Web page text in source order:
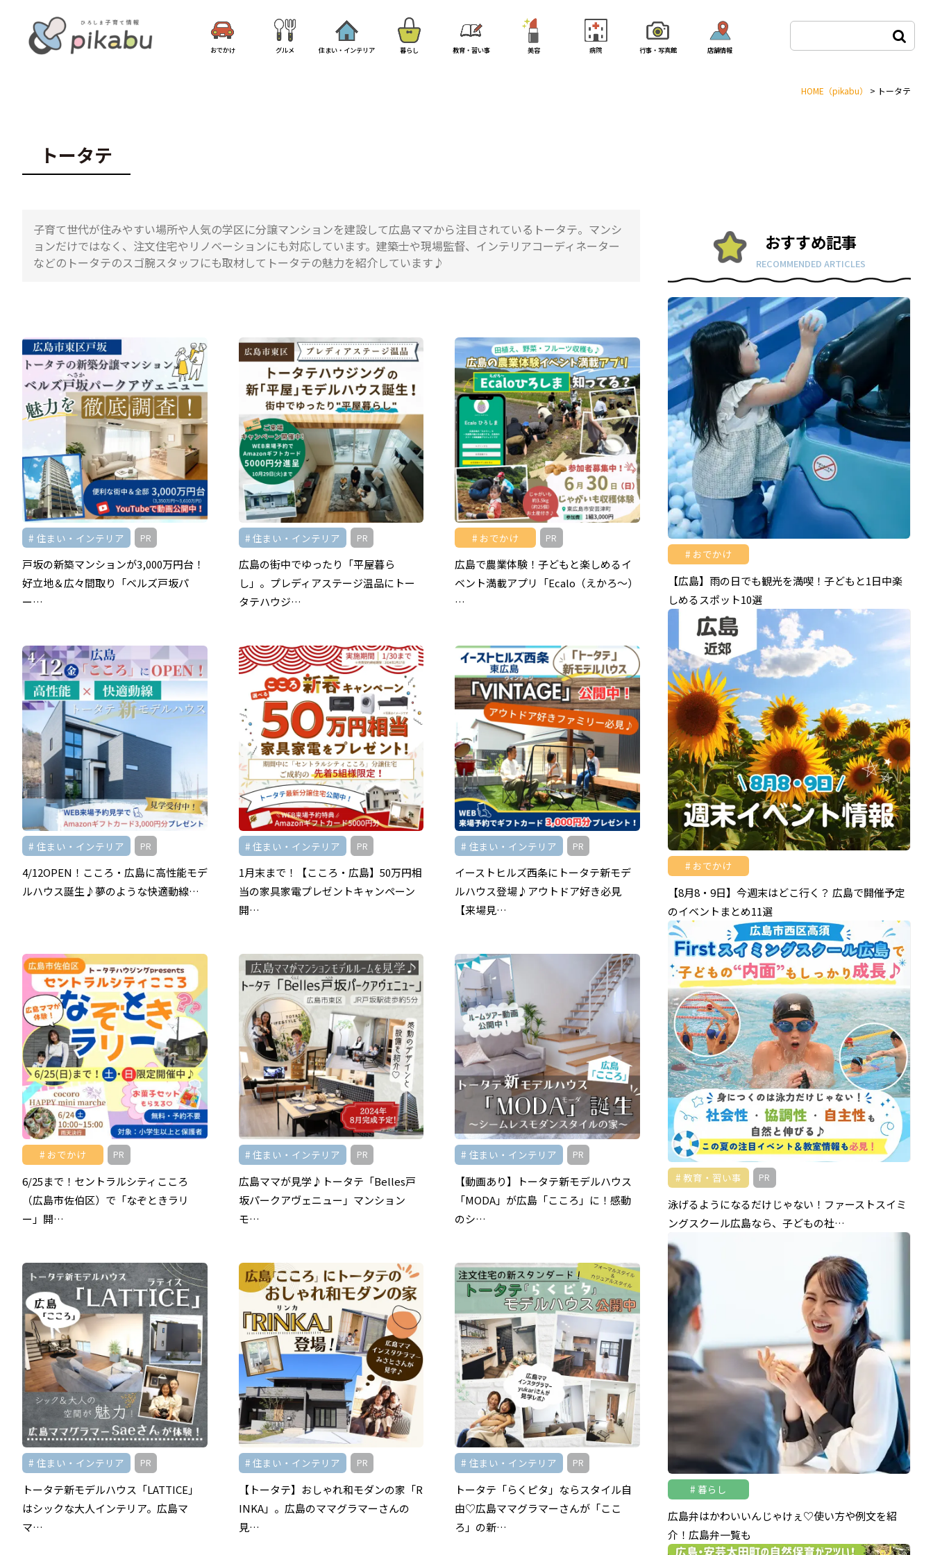
おでかけ グルメ 住まい・インテリア 暮らし 教育・習い事 美容 病院 行事・写真館 店舗情報
HOME （pikabu） > トータテ
トータテ
子育て世代が住みやすい場所や人気の学区に分譲マンションを建設して広島ママから注目されているトータテ。マンシ
ョンだけではなく、注文住宅やリノベーションにも対応しています。建築士や現場監督、インテリアコーディネーター
などのトータテのスゴ腕スタッフにも取材してトータテの魅力を紹介しています♪
住まい・インテリア PR
戸坂の新築マンションが3,000万円台！
好立地＆広々間取り「ベルズ戸坂パ
ー…
住まい・インテリア PR
広島の街中でゆったり「平屋暮ら
し」。プレディアステージ温品にトー
タテハウジ…
おでかけ PR
広島で農業体験！子どもと楽しめるイ
ベント満載アプリ「Ecalo（えかろ～）
…
住まい・インテリア PR
4/12OPEN！こころ・広島に高性能モデ
ルハウス誕生♪夢のような快適動線…
住まい・インテリア PR
1月末まで！【こころ・広島】50万円相
当の家具家電プレゼントキャンペーン
開…
住まい・インテリア PR
イーストヒルズ西条にトータテ新モデ
ルハウス登場♪アウトドア好き必見
【来場見…
おでかけ PR
6/25まで！セントラルシティこころ
（広島市佐伯区）で「なぞときラリ
ー」開…
住まい・インテリア PR
広島ママが見学♪トータテ「Belles戸
坂パークアヴェニュー」マンション
モ…
住まい・インテリア PR
【動画あり】トータテ新モデルハウス
「MODA」が広島「こころ」に！感動
のシ…
住まい・インテリア PR
トータテ新モデルハウス「LATTICE」
はシックな大人インテリア。広島マ
マ…
住まい・インテリア PR
【トータテ】おしゃれ和モダンの家「R
INKA」。広島のママグラマーさんの
見…
住まい・インテリア PR
トータテ「らくピタ」ならスタイル自
由♡広島ママグラマーさんが「ここ
ろ」の新…
おすすめ記事
RECOMMENDED ARTICLES
おでかけ
【広島】雨の日でも観光を満喫！子どもと1日中楽
しめるスポット10選
おでかけ
【8月8・9日】今週末はどこ行く？ 広島で開催予定
のイベントまとめ11選
教育・習い事 PR
泳げるようになるだけじゃない！ファーストスイミ
ングスクール広島なら、子どもの社…
暮らし
広島弁はかわいいんじゃけぇ♡使い方や例文を紹
介！広島弁一覧も